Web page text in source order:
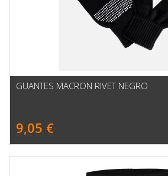
GUANTES MACRON RIVET NEGRO
9,05 €